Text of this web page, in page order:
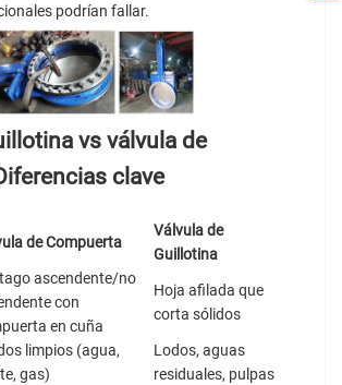
podrían fallar.
vs válvula de
clave
de Compuerta
Válvula de
Guillotina
ascendente/no
con
en cuña
Hoja afilada que
corta sólidos
limpios (agua,
gas)
Lodos, aguas
residuales, pulpas